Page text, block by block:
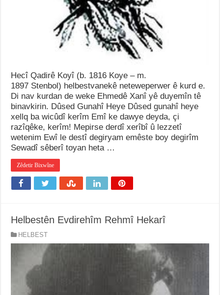
Hecî Qadirê Koyî (b. 1816 Koye – m.
1897 Stenbol) helbestvanekê neteweperwer ê kurd e.
Di nav kurdan de weke Ehmedê Xanî yê duyemîn tê
binavkirin. Dûsed Gunahî Heye Dûsed gunahî heye
xellq ba wicûdî kerîm Emî ke dawye deyda, çi
razîqêke, kerîm! Mepirse derdî xerîbî û lezzetî
wetenim Ewî le destî degiryam emêste boy degirîm
Sewadî sêberî toyan heta …
Zêdetir Bixwîne
Helbestên Evdirehîm Rehmî Hekarî
HELBEST